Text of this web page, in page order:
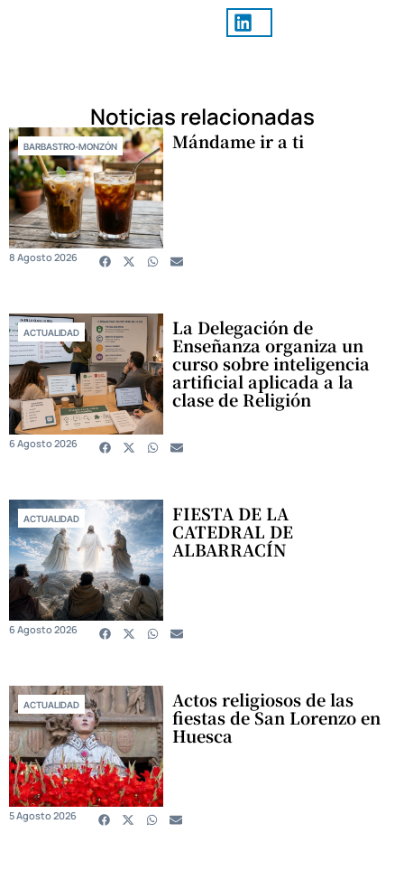
Noticias relacionadas
BARBASTRO-MONZÓN Mándame ir a ti
8 Agosto 2026
ACTUALIDAD La Delegación de
Enseñanza organiza un
curso sobre inteligencia
artificial aplicada a la
clase de Religión
6 Agosto 2026
ACTUALIDAD FIESTA DE LA
CATEDRAL DE
ALBARRACÍN
6 Agosto 2026
ACTUALIDAD Actos religiosos de las
fiestas de San Lorenzo en
Huesca
5 Agosto 2026